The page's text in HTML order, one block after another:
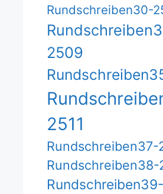
Rundschreiben30-
2509
2511
Rundschreiben37-
Rundschreiben38-